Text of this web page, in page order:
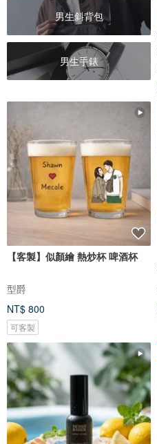
男生斜背包
男生手錶
【客製】似顏繪 熱炒杯 啤酒杯
型爵
NT$ 800
可客製